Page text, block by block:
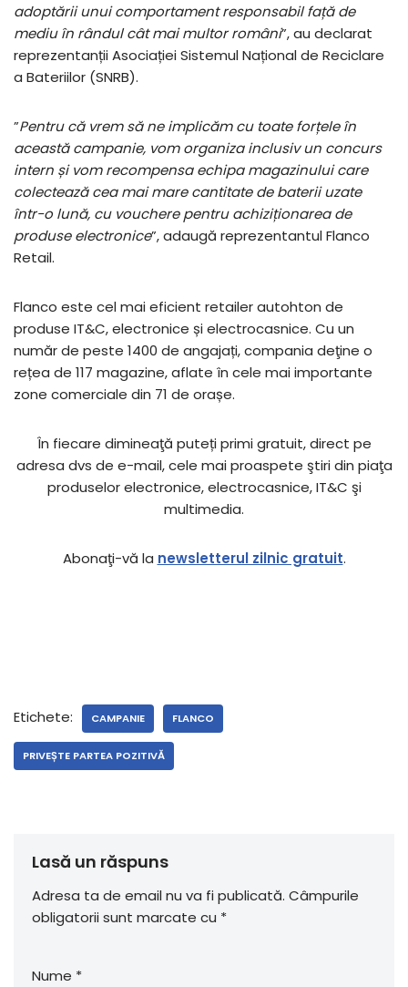
adoptării unui comportament responsabil față de
mediu în rândul cât mai multor români”, au declarat
reprezentanții Asociației Sistemul Național de Reciclare
a Bateriilor (SNRB).
”Pentru că vrem să ne implicăm cu toate forțele în
această campanie, vom organiza inclusiv un concurs
intern și vom recompensa echipa magazinului care
colectează cea mai mare cantitate de baterii uzate
într-o lună, cu vouchere pentru achiziționarea de
produse electronice”, adaugă reprezentantul Flanco
Retail.
Flanco este cel mai eficient retailer autohton de
produse IT&C, electronice și electrocasnice. Cu un
număr de peste 1400 de angajați, compania deţine o
rețea de 117 magazine, aflate în cele mai importante
zone comerciale din 71 de orașe.
În fiecare dimineaţă puteți primi gratuit, direct pe
adresa dvs de e-mail, cele mai proaspete ştiri din piaţa
produselor electronice, electrocasnice, IT&C şi
multimedia.
Abonaţi-vă la newsletterul zilnic gratuit.
Etichete: CAMPANIE FLANCO
PRIVEȘTE PARTEA POZITIVĂ
Lasă un răspuns
Adresa ta de email nu va fi publicată. Câmpurile
obligatorii sunt marcate cu *
Nume *